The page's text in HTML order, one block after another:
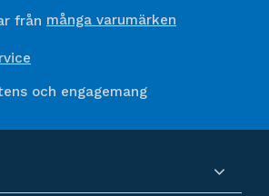
från många varumärken
och engagemang